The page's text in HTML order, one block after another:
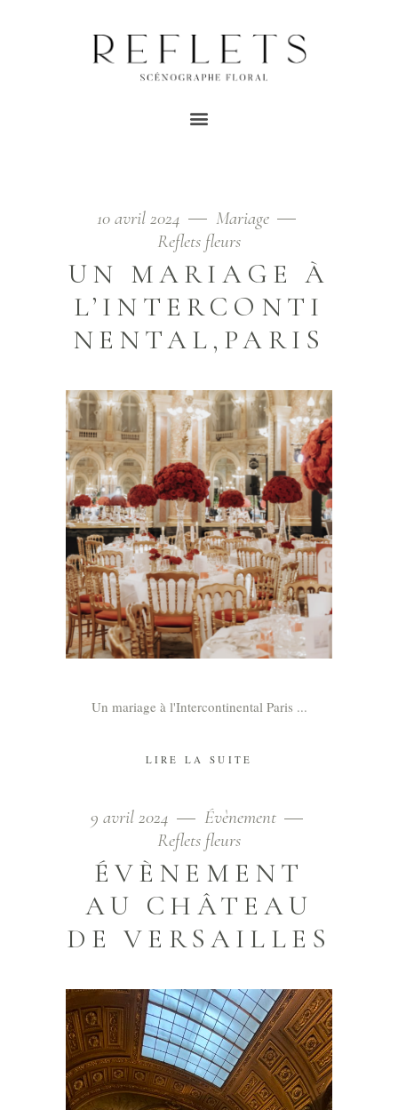
10 avril 2024
Mariage
Reflets fleurs
UN MARIAGE À
L’INTERCONTI
NENTAL,PARIS
Un mariage à l'Intercontinental Paris
LIRE LA SUITE
9 avril 2024
Évènement
Reflets fleurs
ÉVÈNEMENT
AU CHÂTEAU
DE VERSAILLES